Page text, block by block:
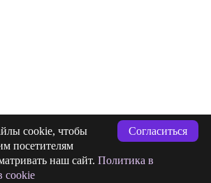
Согласиться
cookie, чтобы
посетителям
наш сайт. Политика в
cookie